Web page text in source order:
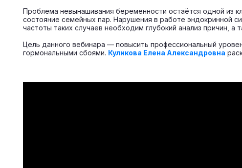
Проблема невынашивания беременности остаётся одной из
состояние семейных пар. Нарушения в работе эндокринной
частоты таких случаев необходим глубокий анализ причин, а
Цель данного вебинара — повысить профессиональный
гормональными сбоями. Куликова Елена Александровна